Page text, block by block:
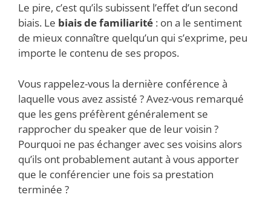
Le pire, c’est qu’ils subissent l’effet d’un second
biais. Le biais de familiarité : on a le sentiment
de mieux connaître quelqu’un qui s’exprime, peu
importe le contenu de ses propos.
Vous rappelez-vous la dernière conférence à
laquelle vous avez assisté ? Avez-vous remarqué
que les gens préfèrent généralement se
rapprocher du speaker que de leur voisin ?
Pourquoi ne pas échanger avec ses voisins alors
qu’ils ont probablement autant à vous apporter
que le conférencier une fois sa prestation
terminée ?